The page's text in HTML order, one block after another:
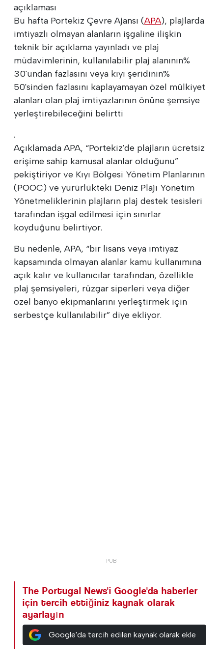
açıklaması
Bu hafta Portekiz Çevre Ajansı (APA), plajlarda
imtiyazlı olmayan alanların işgaline ilişkin
teknik bir açıklama yayınladı ve plaj
müdavimlerinin, kullanılabilir plaj alanının%
30'undan fazlasını veya kıyı şeridinin%
50'sinden fazlasını kaplayamayan özel mülkiyet
alanları olan plaj imtiyazlarının önüne şemsiye
yerleştirebileceğini belirtti
.
Açıklamada APA, “Portekiz'de plajların ücretsiz
erişime sahip kamusal alanlar olduğunu”
pekiştiriyor ve Kıyı Bölgesi Yönetim Planlarının
(POOC) ve yürürlükteki Deniz Plajı Yönetim
Yönetmeliklerinin plajların plaj destek tesisleri
tarafından işgal edilmesi için sınırlar
koyduğunu belirtiyor.
Bu nedenle, APA, “bir lisans veya imtiyaz
kapsamında olmayan alanlar kamu kullanımına
açık kalır ve kullanıcılar tarafından, özellikle
plaj şemsiyeleri, rüzgar siperleri veya diğer
özel banyo ekipmanlarını yerleştirmek için
serbestçe kullanılabilir” diye ekliyor.
The Portugal News'i Google'da haberler
için tercih ettiğiniz kaynak olarak
ayarlayın
Google'da tercih edilen kaynak olarak ekle